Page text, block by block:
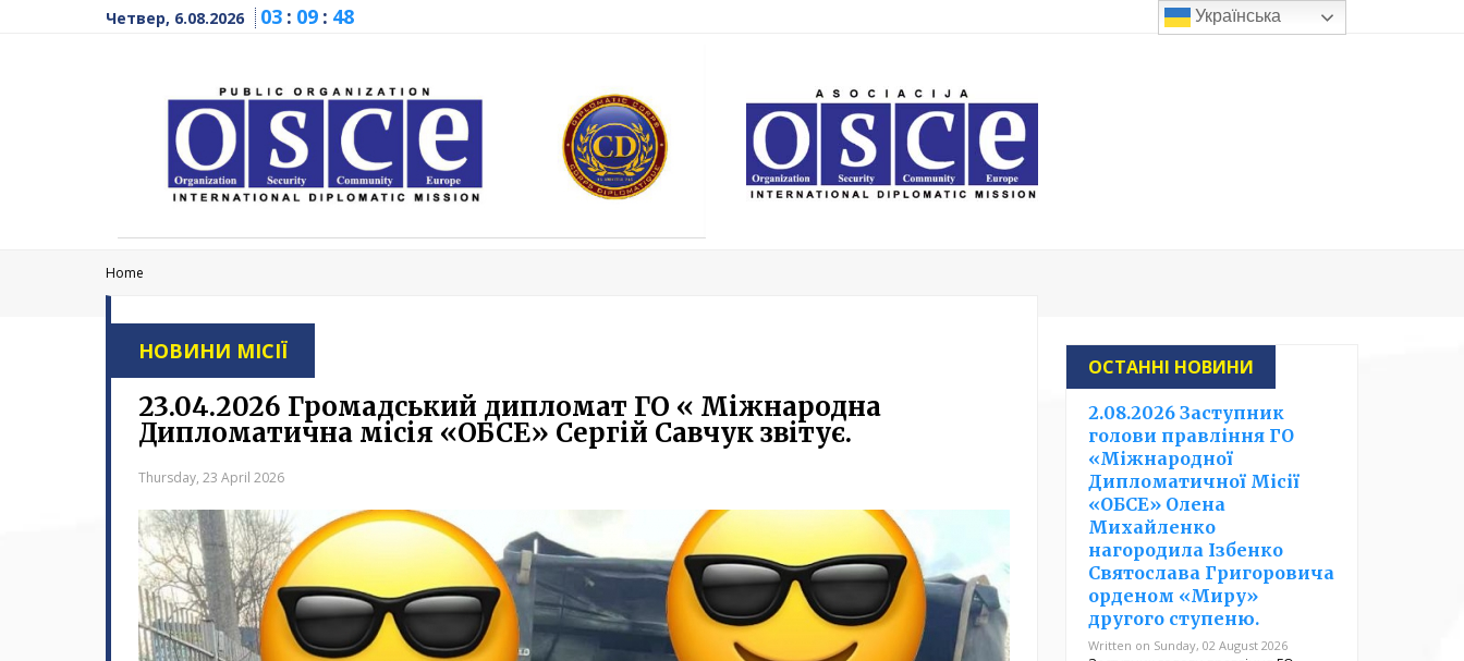
Четвер, 6.08.2026 03 : 09 : 49 Українська
Home
НОВИНИ МІСІЇ
23.04.2026 Громадський дипломат ГО « Міжнародна
Дипломатична місія «ОБСЕ» Сергій Савчук звітує.
Thursday, 23 April 2026
ОСТАННІ НОВИНИ
2.08.2026 Заступник
голови правління ГО
«Міжнародної
Дипломатичної Місії
«ОБСЕ» Олена
Михайленко
нагородила Ізбенко
Святослава Григоровича
орденом «Миру»
другого ступеню.
Written on Sunday, 02 August 2026